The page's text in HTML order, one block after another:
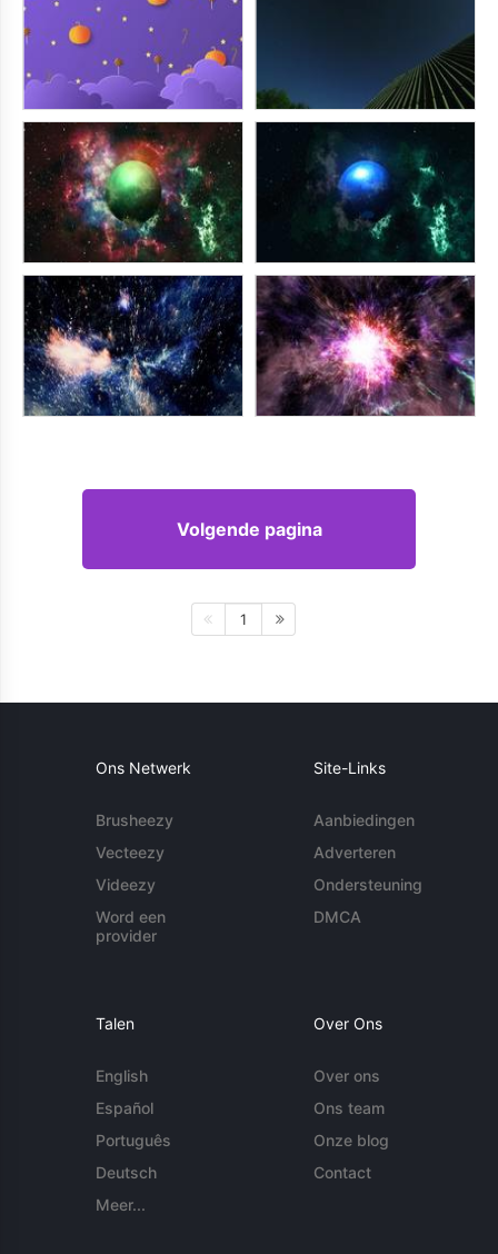
Volgende pagina
1
Ons Netwerk
Brusheezy
Vecteezy
Videezy
Word een
provider
Site-Links
Aanbiedingen
Adverteren
Ondersteuning
DMCA
Talen
English
Español
Português
Deutsch
Meer...
Over Ons
Over ons
Ons team
Onze blog
Contact